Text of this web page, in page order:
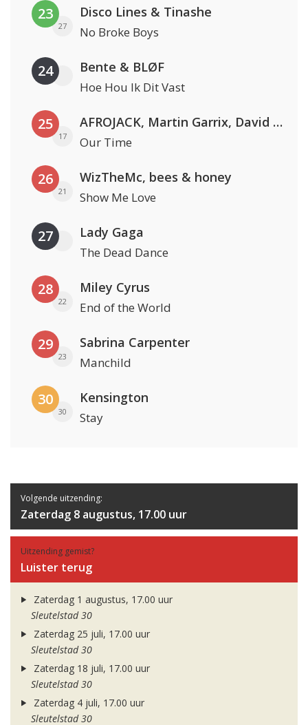
23
27
Disco Lines & Tinashe
No Broke Boys
24 Bente & BLØF
Hoe Hou Ik Dit Vast
25
17
AFROJACK, Martin Garrix, David Guetta & Amél
Our Time
26
21
WizTheMc, bees & honey
Show Me Love
27 Lady Gaga
The Dead Dance
28
22
Miley Cyrus
End of the World
29
23
Sabrina Carpenter
Manchild
30
30
Kensington
Stay
Volgende uitzending:
Zaterdag 8 augustus, 17.00 uur
Uitzending gemist?
Luister terug
Zaterdag 1 augustus, 17.00 uur
Sleutelstad 30
Zaterdag 25 juli, 17.00 uur
Sleutelstad 30
Zaterdag 18 juli, 17.00 uur
Sleutelstad 30
Zaterdag 4 juli, 17.00 uur
Sleutelstad 30